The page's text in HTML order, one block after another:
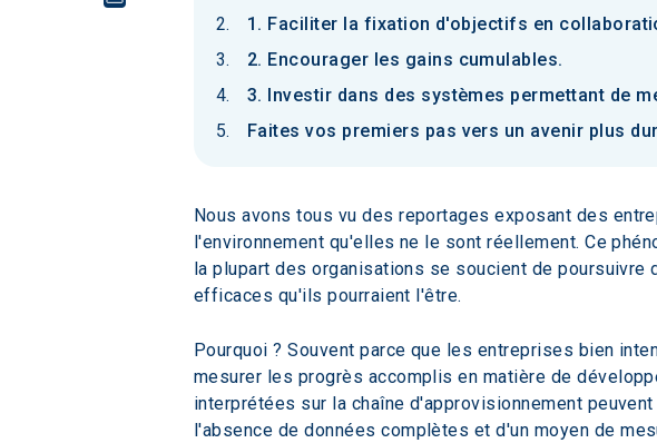
1. Faciliter la fixation d'objectifs en
2. Encourager les gains cumulables.
3. Investir dans des systèmes permettant de
Faites vos premiers pas vers un avenir plus
Nous avons tous vu des reportages exposant des
l'environnement qu'elles ne le sont réellement. Ce
la plupart des organisations se soucient de
efficaces qu'ils pourraient l'être.
Pourquoi ? Souvent parce que les entreprises bien
mesurer les progrès accomplis en matière de
interprétées sur la chaîne d'approvisionnement
l'absence de données complètes et d'un moyen de